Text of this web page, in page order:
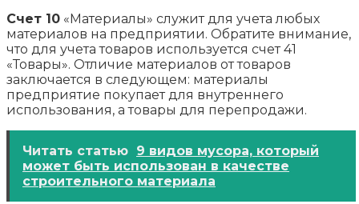
Счет 10 «Материалы» служит для учета любых
материалов на предприятии. Обратите внимание,
что для учета товаров используется счет 41
«Товары». Отличие материалов от товаров
заключается в следующем: материалы
предприятие покупает для внутреннего
использования, а товары для перепродажи.
Читать статью 9 видов мусора, который
может быть использован в качестве
строительного материала